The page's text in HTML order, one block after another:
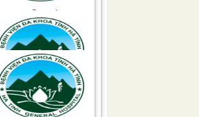
Hướng dẫn Quy trình
kỹ thuật Nhi khoa